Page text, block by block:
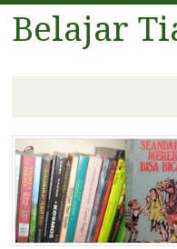
Belajar
Skip
to
content